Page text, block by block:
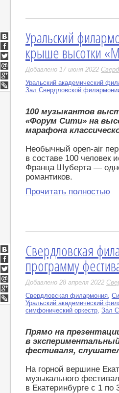
Уральский
крыше высотки
Добавлено 17 июня 2022
Уральский академический
Зал Свердловской
100 музыкантов
«Форум Сити» на
марафона
Необычный open-air
в составе 100
Франца Шуберта —
романтиков.
Прочитать полностью
ВКонтакте
Facebook
Twitter
Мой
Мир
Google+
LiveJournal
Свердловская
программу
Добавлено 28 апреля 2022
Свердловская филармония
Уральский академический
симфонический оркестр Зал
Прямо на
в
фестиваля,
На горной вершине
музыкального
в Екатеринбурге с 1 по
ВКонтакте
Facebook
Twitter
Мой
Мир
Google+
LiveJournal